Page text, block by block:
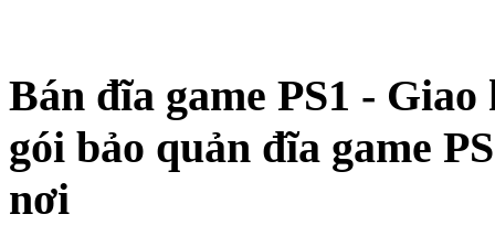
Bán đĩa game PS1 -
gói bảo quản đĩa game
nơi